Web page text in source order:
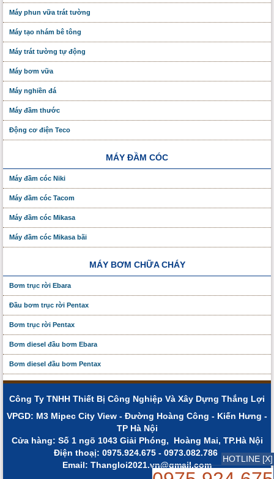
Máy phun vữa trát tường
Máy tạo nhám bê tông
Máy trát tường tự động
Máy bơm vữa
Máy nghiền đá
Máy đầm thước
Động cơ điện Teco
MÁY ĐẦM CÓC
Máy đầm cóc Niki
Máy đầm cóc Tacom
Máy đầm cóc Mikasa
Máy đầm cóc Mikasa bãi
MÁY BƠM CHỮA CHÁY
Bơm trục rời Ebara
Đầu bơm trục rời Pentax
Bơm trục rời Pentax
Bơm diesel đầu bơm Ebara
Bơm diesel đầu bơm Pentax
Công Ty TNHH Thiết Bị Công Nghiệp Và Xây Dựng Thắng Lợi
VPGD: M3 Mipec City View - Đường Hoàng Công - Kiến Hưng -
TP Hà Nội
Cửa hàng: Số 1 ngõ 1043 Giải Phóng, Hoàng Mai, TP.Hà Nội
Điện thoạị: 0975.924.675 - 0973.082.786
Email: Thangloi2021.vn@gmail.com
HOTLINE [X]